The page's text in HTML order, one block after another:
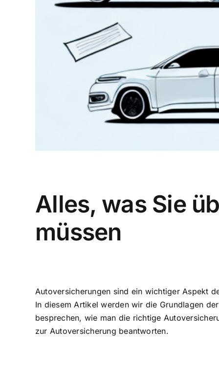
Alles, was Sie
müssen
Autoversicherungen sind ein wichtiger Aspekt
In diesem Artikel werden wir die Grundlagen
besprechen, wie man die richtige
zur Autoversicherung beantworten.